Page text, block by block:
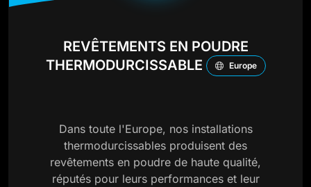
REVÊTEMENTS EN POUDRE
THERMODURCISSABLE
Europe
Dans toute l'Europe, nos installations
thermodurcissables produisent des
revêtements en poudre de haute qualité,
réputés pour leurs performances et leur